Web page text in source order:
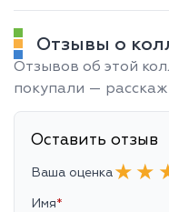
Отзывы о
Отзывов об этой
покупали —
Оставить отзыв
Ваша оценка ★
★
Имя*